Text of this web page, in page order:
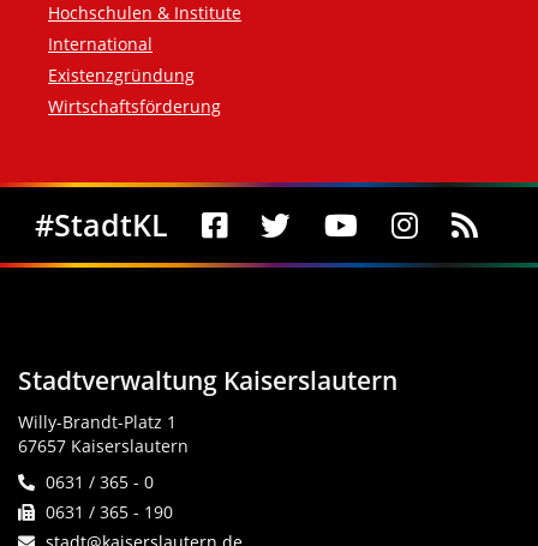
Hochschulen & Institute
International
Existenzgründung
Wirtschaftsförderung
Social Media
#StadtKL
Stadtverwaltung Kaiserslautern
Willy-Brandt-Platz 1
67657 Kaiserslautern
0631 / 365 - 0
0631 / 365 - 190